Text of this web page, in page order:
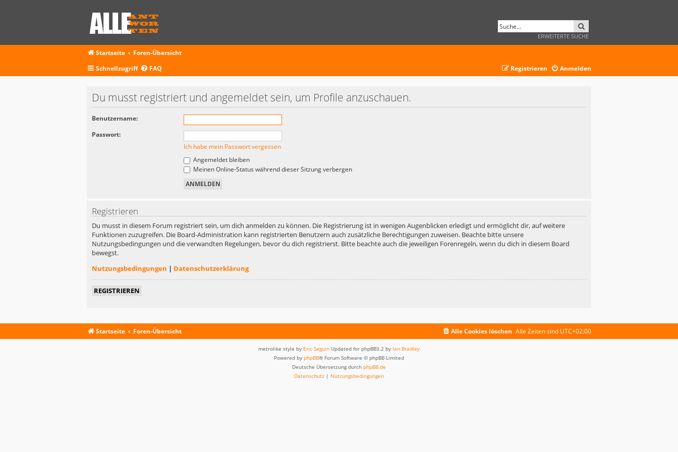
ERWEITERTE SUCHE
Startseite
Foren-Übersicht
Schnellzugriff
FAQ Anmelden
Registrieren
Du musst registriert und angemeldet sein, um Profile anzuschauen.
Benutzername:
Passwort:
Ich habe mein Passwort vergessen
Angemeldet bleiben
Meinen Online-Status während dieser Sitzung verbergen
Registrieren
Du musst in diesem Forum registriert sein, um dich anmelden zu können. Die Registrierung ist in wenigen Augenblicken erledigt und ermöglicht dir, auf weitere
Funktionen zuzugreifen. Die Board-Administration kann registrierten Benutzern auch zusätzliche Berechtigungen zuweisen. Beachte bitte unsere
Nutzungsbedingungen und die verwandten Regelungen, bevor du dich registrierst. Bitte beachte auch die jeweiligen Forenregeln, wenn du dich in diesem Board
bewegst.
Nutzungsbedingungen | Datenschutzerklärung
REGISTRIEREN
Startseite Foren-Übersicht Alle Zeiten sind UTC+02:00
Alle Cookies löschen
metrolike style by Eric Seguin Updated for phpBB3.2 by Ian Bradley
Powered by phpBB® Forum Software © phpBB Limited
Deutsche Übersetzung durch phpBB.de
Datenschutz | Nutzungsbedingungen